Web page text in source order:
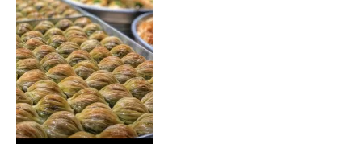
Börekler
Pastalar
İletişim